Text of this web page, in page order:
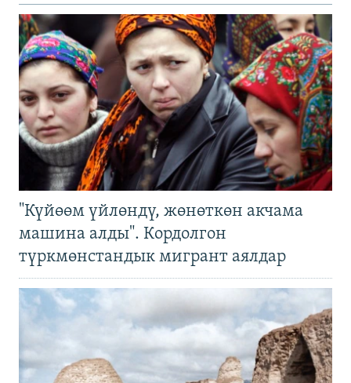
"Күйөөм үйлөндү, жөнөткөн акчама
машина алды". Кордолгон
түркмөнстандык мигрант аялдар